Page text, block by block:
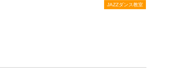
JAZZダンス教室